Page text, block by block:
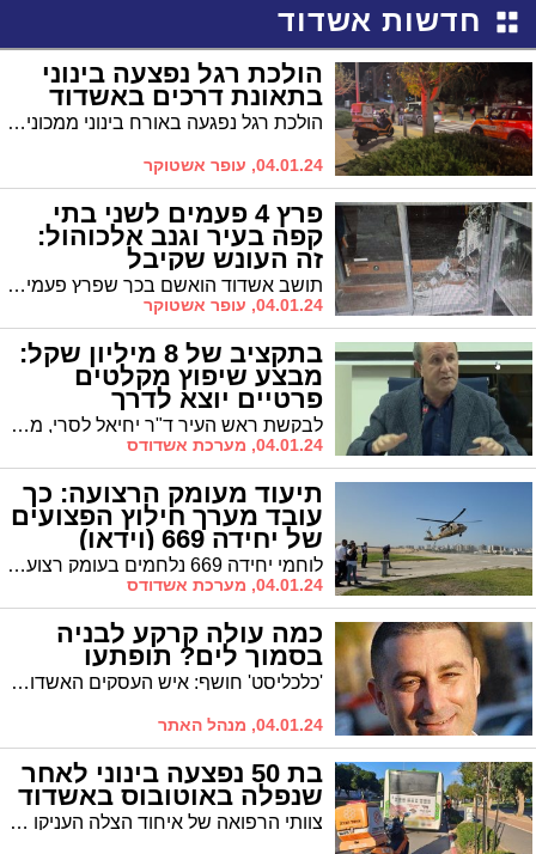
חדשות אשדוד
הולכת רגל נפצעה בינוני
בתאונת דרכים באשדוד
הולכת רגל נפגעה באורח בינוני ממכונית בשדרות עובד בן עמי. צוותי ההצלה העניקו לה טיפול רפואי ראשוני והיא פונתה לאסותא להמשך טיפול
04.01.24, עופר אשטוקר
פרץ 4 פעמים לשני בתי
קפה בעיר וגנב אלכוהול:
זה העונש שקיבל
תושב אשדוד הואשם בכך שפרץ פעמיים לבית קפה מוכר באשדוד תוך שהוא גורם נזק למקום - כדי לגנוב אלכוהול. זה מה שגזר עליו בית המשפט במסגרת הסדר טיעון אליו הגיעו הצדדים
04.01.24, עופר אשטוקר
בתקציב של 8 מיליון שקל:
מבצע שיפוץ מקלטים
פרטיים יוצא לדרך
לבקשת ראש העיר ד"ר יחיאל לסרי, משרד הבינוי והשיכון העביר לאשדוד תקציב של כ-8 מיליון שקלים לטובת התוכנית שגובשה בלשכת ראש העיר לשיפוץ 1,720 מקלטים ברחבי אשדוד
04.01.24, מערכת אשדודס
תיעוד מעומק הרצועה: כך
עובד מערך חילוץ הפצועים
של יחידה 669 (וידאו)
לוחמי יחידה 669 נלחמים בעומק רצועת עזה ונמצאים בכל מקום אסטרטגי עם הכוחות המתמרנים. עד כה פינו לוחמי היחידה ביחד עם לוחמי יחידת הניוד 5515 ומערך מסוקי הסער של חיל האוויר למעלה מ-1000 פצועים במהלך הלחימה. צפו בתיעוד
04.01.24, מערכת אשדודס
כמה עולה קרקע לבניה
בסמוך לים? תופתעו
'כלכליסט' חושף: איש העסקים האשדודי ג'קי בן זקן רכש קרקע לבניה בסמוך לחוף. כמה עלתה העיסקה?
04.01.24, מנהל האתר
בת 50 נפצעה בינוני לאחר
שנפלה באוטובוס באשדוד
צוותי הרפואה של איחוד הצלה העניקו טיפול רפואי לנוסעת כבת 50 שנפצעה בינוני לאחר שנפלה באוטובוס בשד' הנשיא ויצמן באשדוד